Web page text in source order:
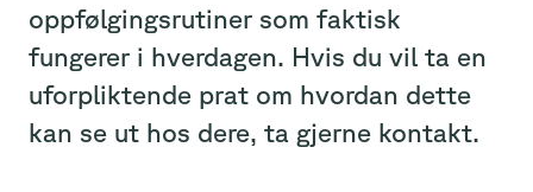
oppfølgingsrutiner som faktisk
fungerer i hverdagen. Hvis du vil ta en
uforpliktende prat om hvordan dette
kan se ut hos dere, ta gjerne kontakt.